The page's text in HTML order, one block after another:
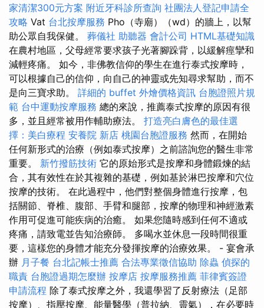
家清潔300元方案 附近牙科診所查詢 社團法人登記申請全
攻略 Vat 台北按摩服務 Pho（寺廟）（wd）的牆上，以幫
助公眾自我保健。 葬儀社 助聽器 會計公司 HTML基礎知識
在農村地區，父母經常要求孩子光著腳跺背，以緩解痙攣和
減輕疼痛。 如今，非佛教信仰的學生在進行泰式按摩時，
可以根據自己的信仰，向自己的神靈或先知尋求幫助，而不
是向三寶求助。 詳細的 buffet 外燴價格資訊 台胞證照片規
範 台中運動按摩服務 總的來說，推薦泰式按摩的原因有很
多，並且經常被用作輔助療法。 打造亮白膚色的最佳選
擇：美白療程 安養院 新店 桃園台胞證服務 然而，在開始
任何新形式的治療（例如泰式按摩）之前諮詢您的醫生非常
重要。 新竹撥筋技術 它的原始形式是按摩和身體鍛煉的結
合，其有效性在於其複雜的基礎，例如基於淋巴按摩和穴位
按摩的技術。 在此過程中，他們對整個身體進行按摩，包
括關節、脊椎、腹部、手臂和腿部，按摩的物理和神經激素
作用可促進可能疾病的治癒。 如果您隨時感到任何不適或
疼痛，請致電並告知治療師。 多喝水並休息一段時間很重
要，這樣您的身體才能充分發揮按摩的治療效果。 - 宴會承
辦 月子餐 台北記帳士推薦 合法專業徵信協助 除蟲 偵探的
職責 台胞證過期怎麼辦 按摩店 按摩服務推薦 菲律賓簽證
申請流程 除了泰式按摩之外，我還學習了反射療法（足部
按摩）、指壓按摩、能量醫學（普拉納、靈氣），在必要時